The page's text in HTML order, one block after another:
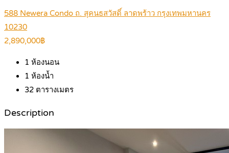
588 Newera Condo ถ. สุคนธสวัสดิ์ ลาดพร้าว กรุงเทพมหานคร
10230
2,890,000฿
1 ห้องนอน
1 ห้องน้ำ
32 ตารางเมตร
Description